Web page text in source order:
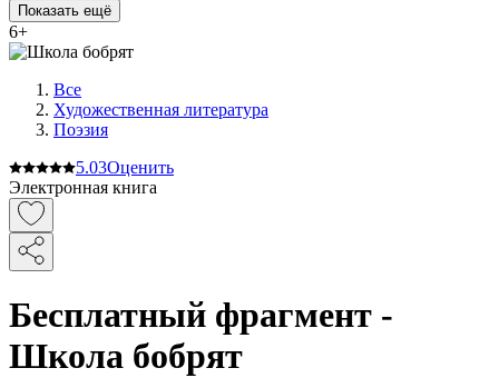
Показать ещё
6+
Все
Художественная литература
Поэзия
5.03Оценить
Электронная книга
Бесплатный фрагмент -
Школа бобрят